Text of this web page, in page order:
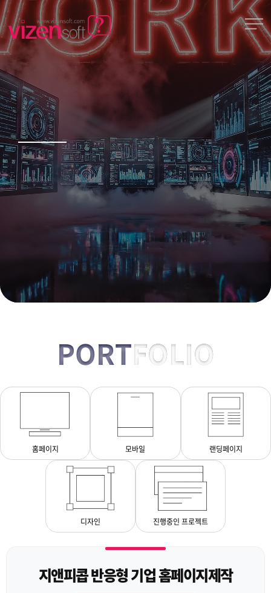
PORTFOLIO
홈페이지 모바일 랜딩페이지
디자인 진행중인 프로젝트
지앤피콥 반응형 기업 홈페이지제작